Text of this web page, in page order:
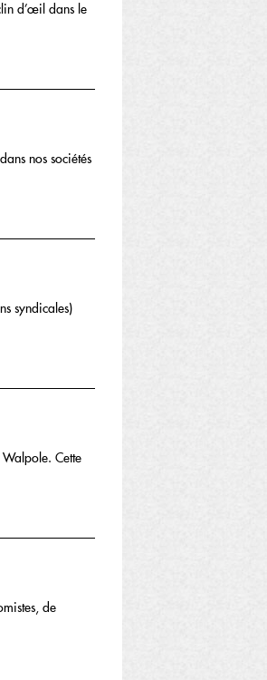
d’œil dans le
nos sociétés
syndicales)
Cette
de